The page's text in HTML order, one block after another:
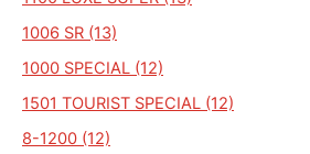
1006 SR (13)
1000 SPECIAL (12)
1501 TOURIST SPECIAL (12)
8-1200 (12)